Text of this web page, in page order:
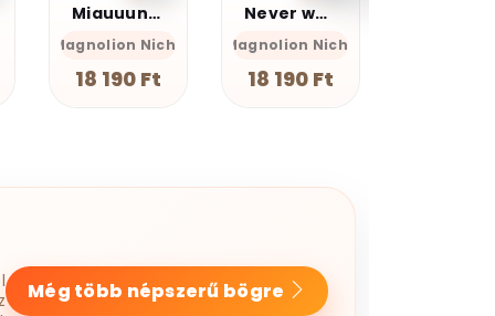
Never walk alone
Magnolion Niche
18 190 Ft
Graffiti oroszlán v17
Magnolion
12 990 Ft
Még több népszerű bögre